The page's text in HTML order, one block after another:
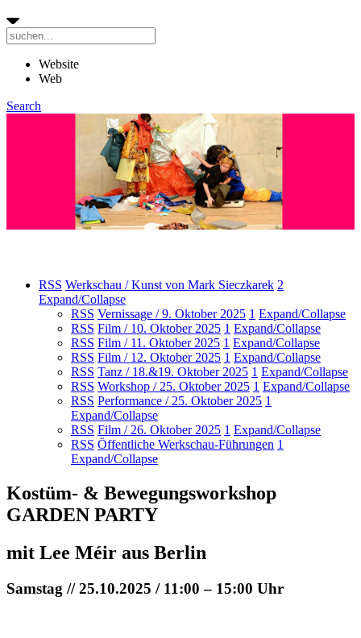
Website
Web
Search
RSS Werkschau / Kunst von Mark Sieczkarek 2
Expand/Collapse
RSS Vernissage / 9. Oktober 2025 1 Expand/Collapse
RSS Film / 10. Oktober 2025 1 Expand/Collapse
RSS Film / 11. Oktober 2025 1 Expand/Collapse
RSS Film / 12. Oktober 2025 1 Expand/Collapse
RSS Tanz / 18.&19. Oktober 2025 1 Expand/Collapse
RSS Workshop / 25. Oktober 2025 1 Expand/Collapse
RSS Performance / 25. Oktober 2025 1
Expand/Collapse
RSS Film / 26. Oktober 2025 1 Expand/Collapse
RSS Öffentliche Werkschau-Führungen 1
Expand/Collapse
Kostüm- & Bewegungsworkshop
GARDEN PARTY
mit Lee Méir aus Berlin
Samstag // 25.10.2025 / 11:00 – 15:00 Uhr